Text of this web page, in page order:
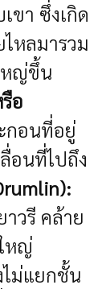
ขา ซึ่งเกิด
หลมารวม
หญ่ขึ้น
อ
กอนที่อยู่
อนที่ไปถึง
วรี คล้าย
หญ่
ม่แยกชั้น